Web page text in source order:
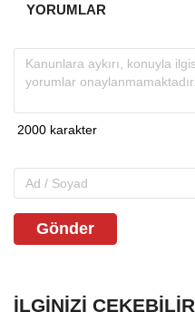
YORUMLAR
Gönder
İLGINIZI ÇEKEBILIR